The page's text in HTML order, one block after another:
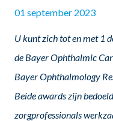
01 september 2023
U kunt zich tot en met 1
de Bayer Ophthalmic
Bayer Ophthalmology
Beide awards zijn
zorgprofessionals